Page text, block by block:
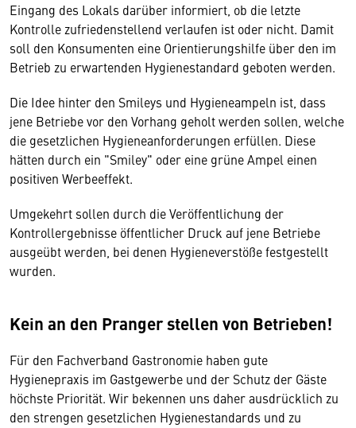
Eingang des Lokals darüber informiert, ob die letzte
Kontrolle zufriedenstellend verlaufen ist oder nicht. Damit
soll den Konsumenten eine Orientierungshilfe über den im
Betrieb zu erwartenden Hygienestandard geboten werden.
Die Idee hinter den Smileys und Hygieneampeln ist, dass
jene Betriebe vor den Vorhang geholt werden sollen, welche
die gesetzlichen Hygieneanforderungen erfüllen. Diese
hätten durch ein "Smiley" oder eine grüne Ampel einen
positiven Werbeeffekt.
Umgekehrt sollen durch die Veröffentlichung der
Kontrollergebnisse öffentlicher Druck auf jene Betriebe
ausgeübt werden, bei denen Hygieneverstöße festgestellt
wurden.
Kein an den Pranger stellen von Betrieben!
Für den Fachverband Gastronomie haben gute
Hygienepraxis im Gastgewerbe und der Schutz der Gäste
höchste Priorität. Wir bekennen uns daher ausdrücklich zu
den strengen gesetzlichen Hygienestandards und zu